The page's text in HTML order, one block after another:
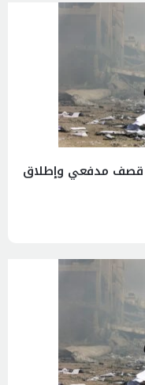
قصف مدفعي وإطلاق